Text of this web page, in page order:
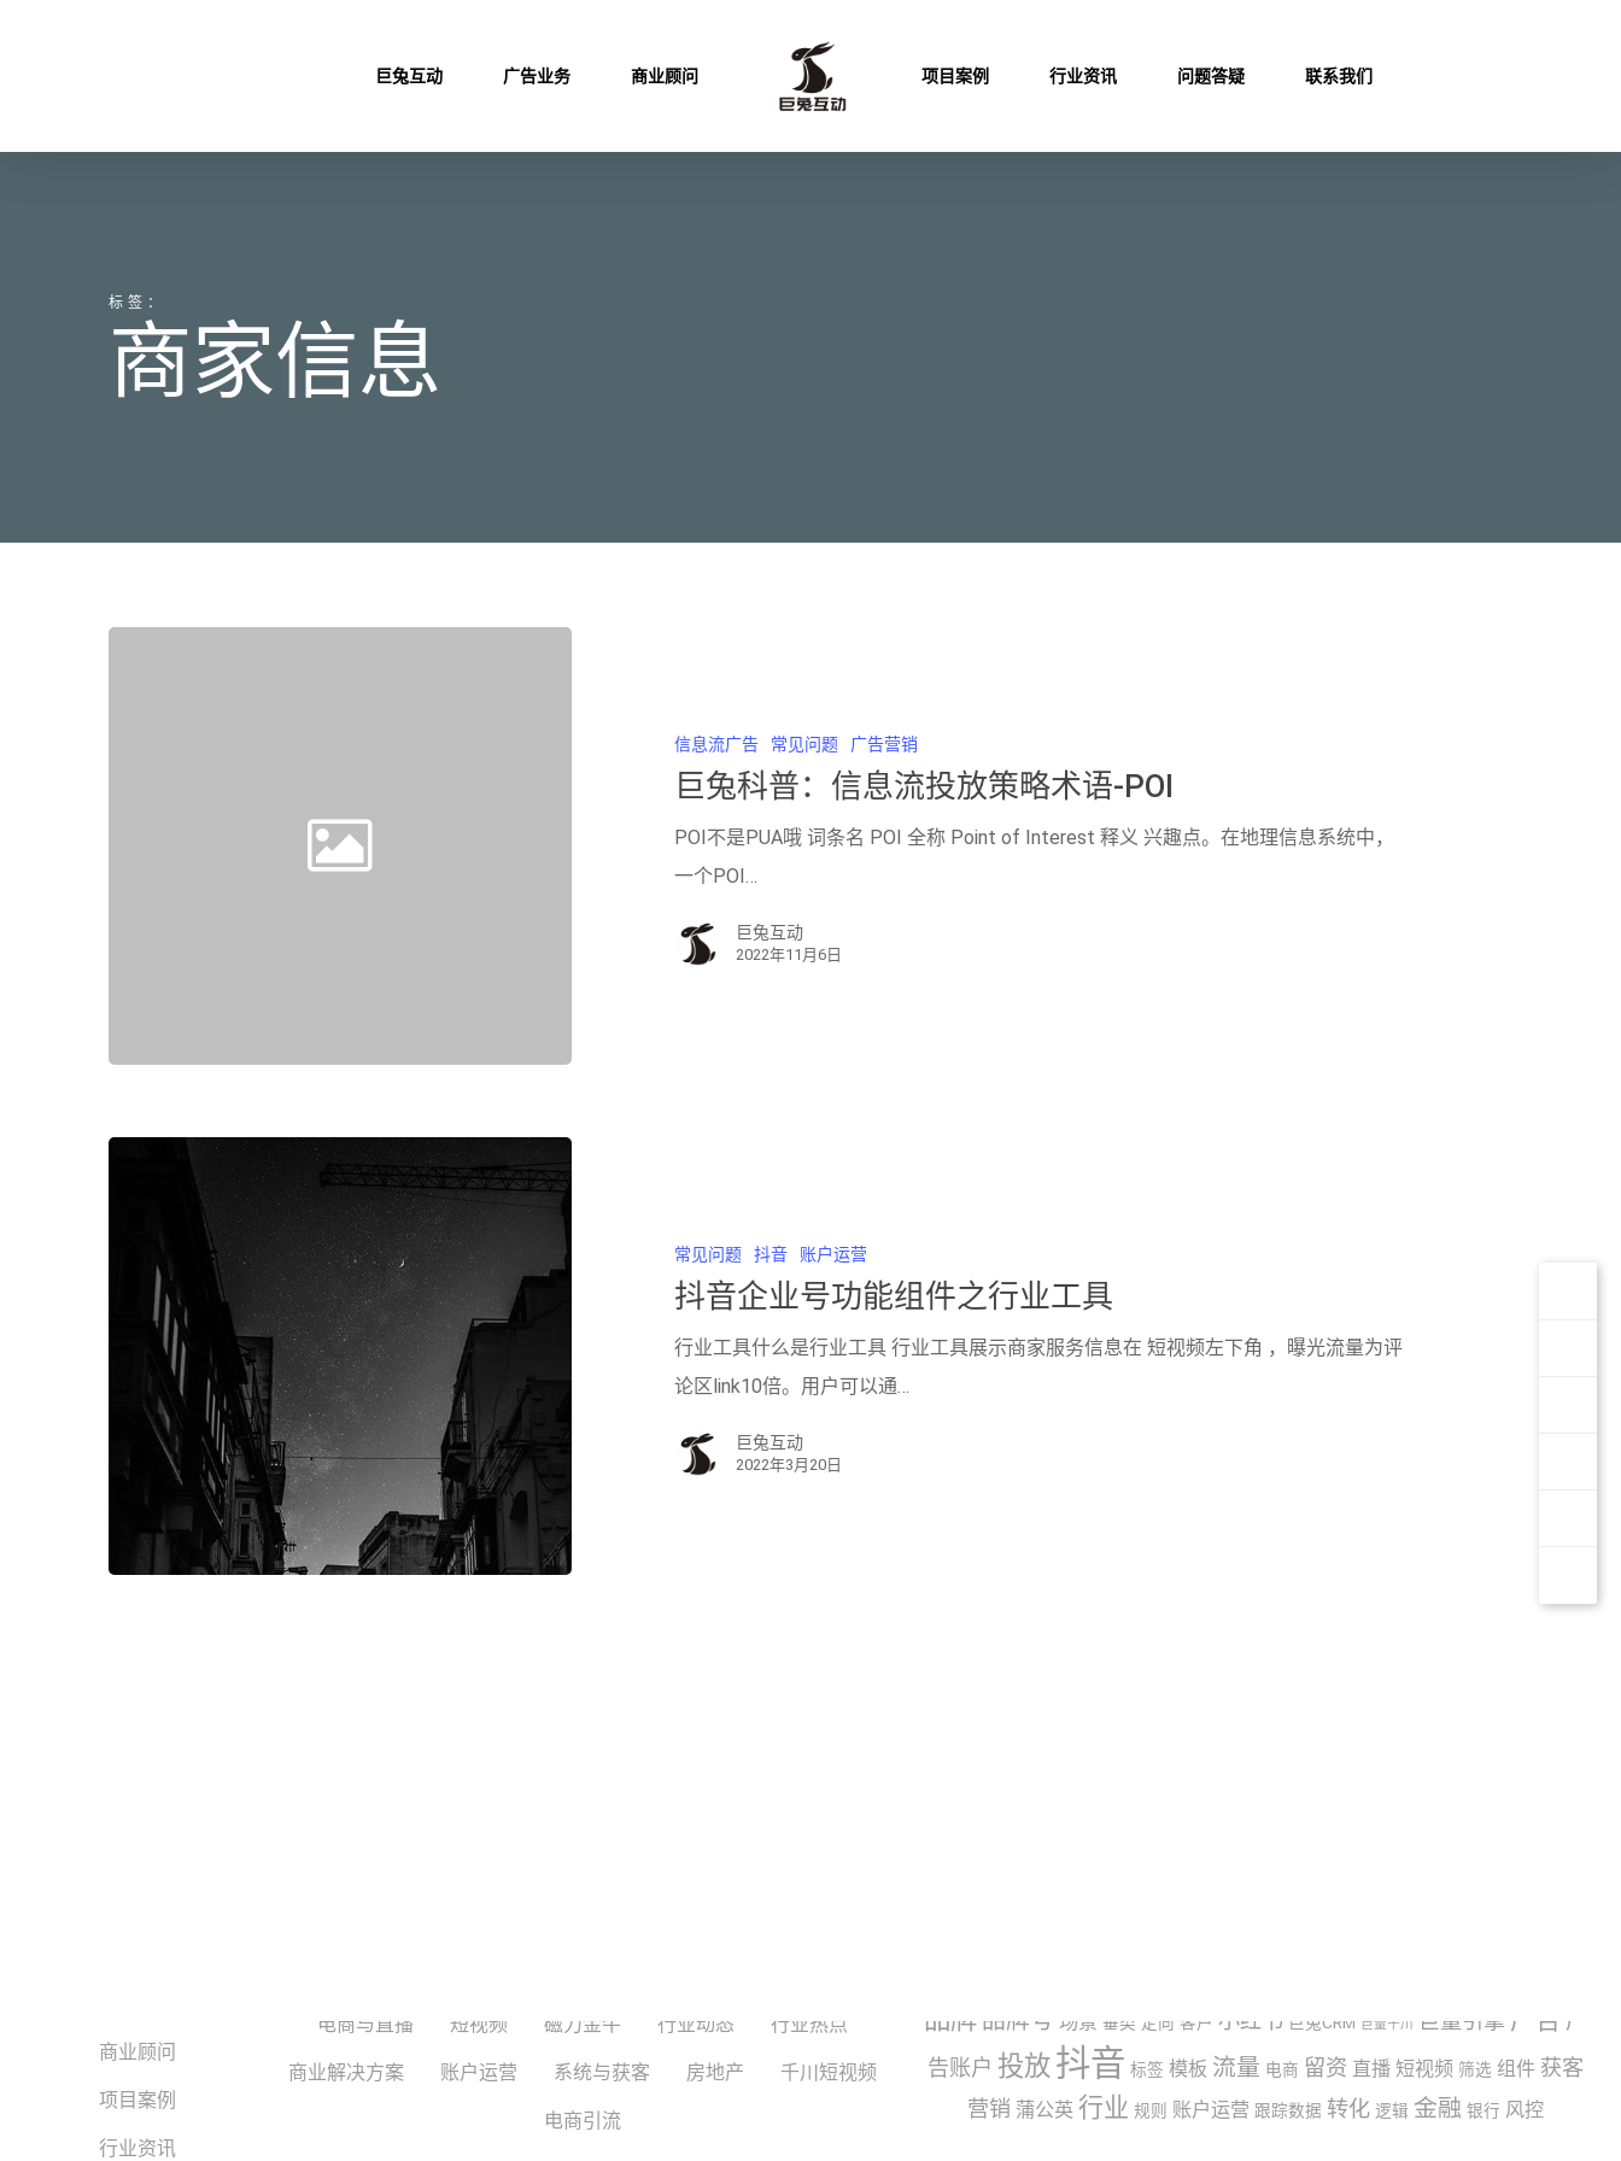
巨兔互动 广告业务 商业顾问 项目案例 行业资讯 问题答疑 联系我们
标签：
商家信息
信息流广告 常见问题 广告营销
巨兔科普：信息流投放策略术语-POI
POI不是PUA哦 词条名 POI 全称 Point of Interest 释义 兴趣点。在地理信息系统中，
一个POI…
巨兔互动
2022年11月6日
常见问题 抖音 账户运营
抖音企业号功能组件之行业工具
行业工具​​​​​什么是行业工具 行业工具展示商家服务信息在 短视频左下角 ，曝光流量为评
论区link10倍。用户可以通…
巨兔互动
2022年3月20日
商业顾问
项目案例
行业资讯
电商与直播 短视频 磁力金牛 行业动态 行业热点
商业解决方案 账户运营 系统与获客 房地产 千川短视频
电商引流
品牌 品牌号 场景 垂类 定向 客户 小红书 巨兔CRM 巨量千川 巨量引擎 广告 广
告账户 投放 抖音 标签 模板 流量 电商 留资 直播 短视频 筛选 组件 获客
营销 蒲公英 行业 规则 账户运营 跟踪数据 转化 逻辑 金融 银行 风控